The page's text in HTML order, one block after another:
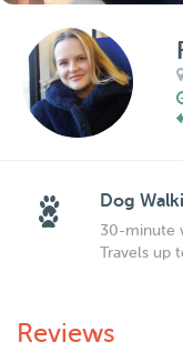
Dog
30-minute
Travels up
Reviews